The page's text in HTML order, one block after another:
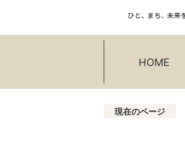
HOME
現在のページ